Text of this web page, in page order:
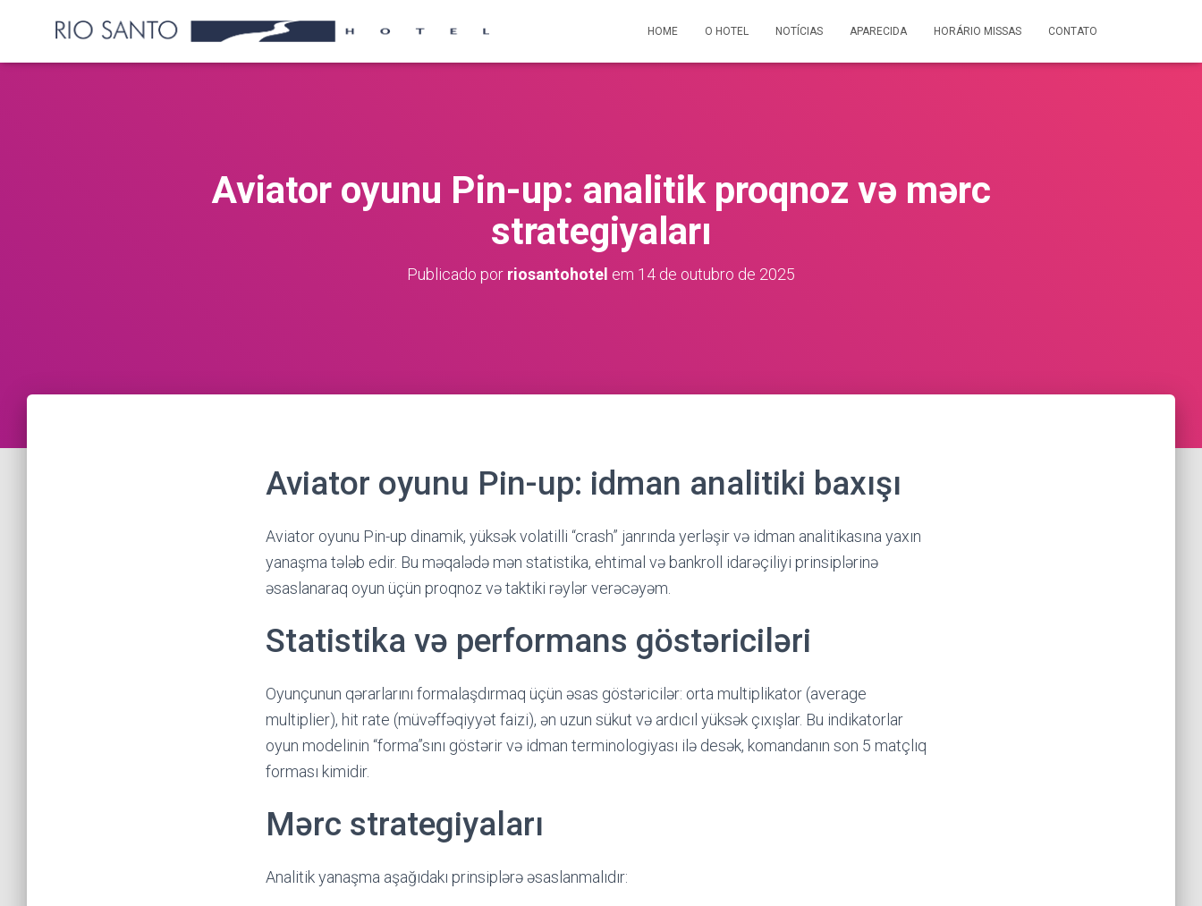
HOME O HOTEL NOTÍCIAS APARECIDA HORÁRIO MISSAS CONTATO
Aviator oyunu Pin-up: analitik proqnoz və mərc
strategiyaları
Publicado por riosantohotel em 14 de outubro de 2025
Aviator oyunu Pin-up: idman analitiki baxışı
Aviator oyunu Pin-up dinamik, yüksək volatilli “crash” janrında yerləşir və idman analitikasına yaxın
yanaşma tələb edir. Bu məqalədə mən statistika, ehtimal və bankroll idarəçiliyi prinsiplərinə
əsaslanaraq oyun üçün proqnoz və taktiki rəylər verəcəyəm.
Statistika və performans göstəriciləri
Oyunçunun qərarlarını formalaşdırmaq üçün əsas göstəricilər: orta multiplikator (average
multiplier), hit rate (müvəffəqiyyət faizi), ən uzun sükut və ardıcıl yüksək çıxışlar. Bu indikatorlar
oyun modelinin “forma”sını göstərir və idman terminologiyası ilə desək, komandanın son 5 matçlıq
forması kimidir.
Mərc strategiyaları
Analitik yanaşma aşağıdakı prinsiplərə əsaslanmalıdır: